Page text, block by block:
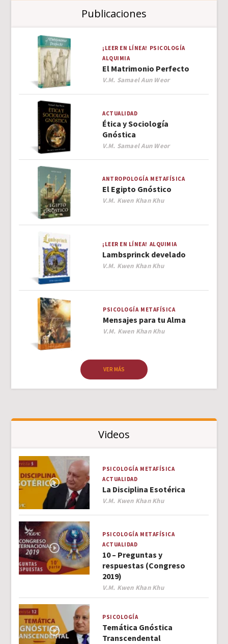
Publicaciones
¡LEER EN LÍNEA! PSICOLOGÍA
ALQUIMIA
El Matrimonio Perfecto
Author
V.M. Samael Aun Weor
ACTUALIDAD
Ética y Sociología
Gnóstica
Author
V.M. Samael Aun Weor
ANTROPOLOGÍA METAFÍSICA
El Egipto Gnóstico
Author
V.M. Kwen Khan Khu
¡LEER EN LÍNEA! ALQUIMIA
Lambsprinck develado
Author
V.M. Kwen Khan Khu
PSICOLOGÍA METAFÍSICA
Mensajes para tu Alma
Author
V.M. Kwen Khan Khu
VER MÁS
Videos
PSICOLOGÍA METAFÍSICA
ACTUALIDAD
La Disciplina Esotérica
Author
V.M. Kwen Khan Khu
PSICOLOGÍA METAFÍSICA
ACTUALIDAD
10 – Preguntas y
respuestas (Congreso
2019)
Author
V.M. Kwen Khan Khu
PSICOLOGÍA
Temática Gnóstica
Transcendental